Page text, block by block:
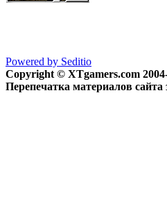
Powered by Seditio
Copyright © XTgamers.com
Перепечатка материалов сайта